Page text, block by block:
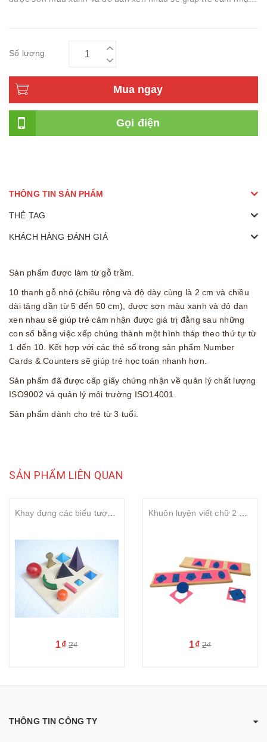
Số lượng
Mua ngay
Gọi điện
THÔNG TIN SẢN PHẨM
THẺ TAG
KHÁCH HÀNG ĐÁNH GIÁ
Sản phẩm được làm từ gỗ trầm.
10 thanh gỗ nhỏ (chiều rộng và độ dày cùng là 2 cm và chiều
dài tăng dần từ 5 đến 50 cm), được sơn màu xanh và đỏ đan
xen nhau sẽ giúp trẻ cảm nhận được giá trị đằng sau những
con số bằng việc xếp chúng thành một hình tháp theo thứ tự từ
1 đến 10. Kết hợp với các thẻ số trong sản phẩm Number
Cards & Counters sẽ giúp trẻ học toán nhanh hơn.
Sản phẩm đã được cấp giấy chứng nhận về quản lý chất lượng
ISO9002 và quản lý môi trường ISO14001.
Sản phẩm dành cho trẻ từ 3 tuổi.
SẢN PHẨM LIÊN QUAN
1₫ 2₫ 1₫ 2₫
THÔNG TIN CÔNG TY